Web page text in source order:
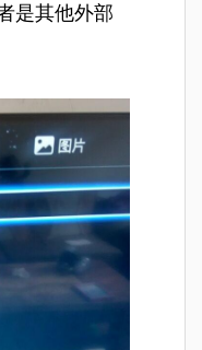
是其他外部